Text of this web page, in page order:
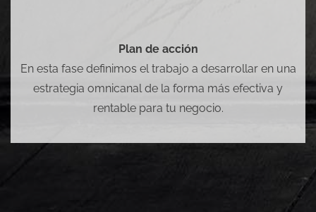
Plan de acción
En esta fase definimos el trabajo a desarrollar en una
estrategia omnicanal de la forma más efectiva y
rentable para tu negocio.